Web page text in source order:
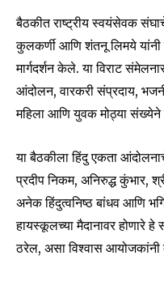
Join our
conversation.
or click the subscribe
your privacy and won't
safe with us.
बैठकीत राष्ट्रीय स्वयंसेवक
कुलकर्णी आणि शंतनू लिमये
मार्गदर्शन केले. या विराट
आंदोलन, वारकरी संप्रदाय,
महिला आणि युवक मोठ्या
या बैठकीला हिंदु एकता
प्रदीप निकम, अनिरुद्ध कुंभार,
अनेक हिंदुत्वनिष्ठ बांधव आणि
हायस्कूलच्या मैदानावर होणारे
ठरेल, असा विश्वास